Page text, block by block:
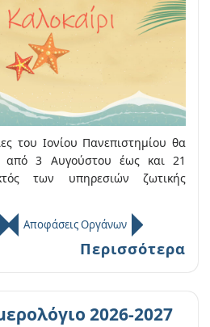
του Ιονίου Πανεπιστημίου θα
από 3 Αυγούστου έως και 21
των υπηρεσιών ζωτικής
Αποφάσεις Οργάνων
Περισσότερα
2026-2027